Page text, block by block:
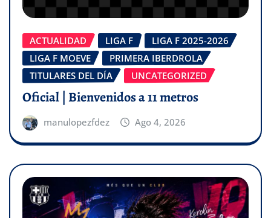
ACTUALIDAD LIGA F
LIGA F 2025-2026
LIGA F MOEVE
PRIMERA IBERDROLA
TITULARES DEL DÍA
UNCATEGORIZED
Oficial | Bienvenidos a 11 metros
manulopezfdez Ago 4, 2026